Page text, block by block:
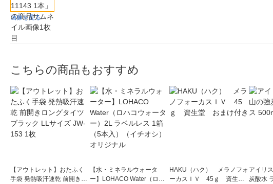
画像を見る
こちらの商品もおすすめ
【アウトレット】おたふく
手袋 発熱吸汗速乾 前開きロ
【水・ミネラルウォータ
ー】LOHACO Water（ロハ
HAKU（ハク） メラノフォ
ーカスＩＶ 45ｇ 資生
アイリ
炭酸水